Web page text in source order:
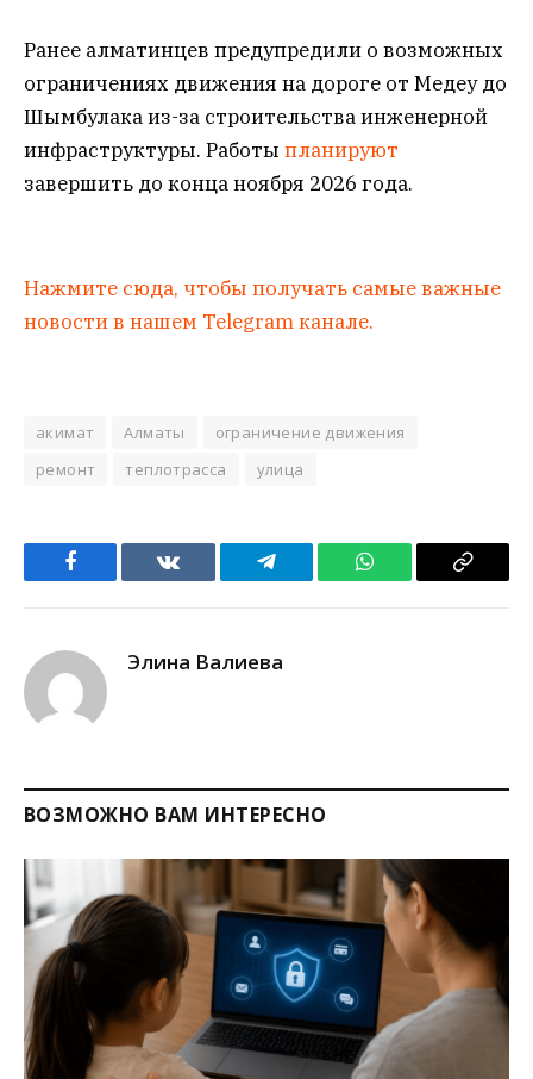
Ранее алматинцев предупредили о возможных
ограничениях движения на дороге от Медеу до
Шымбулака из-за строительства инженерной
инфраструктуры. Работы планируют
завершить до конца ноября 2026 года.
Нажмите сюда, чтобы получать самые важные
новости в нашем Telegram канале.
акимат Алматы
ограничение движения
ремонт
теплотрасса улица
Facebook VKontakteTelegram WhatsApp Copy
Элина Валиева
ВОЗМОЖНО ВАМ ИНТЕРЕСНО